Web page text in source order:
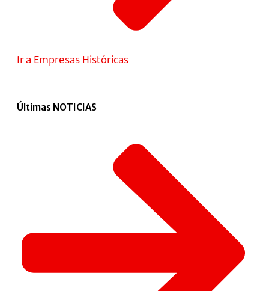
Ir a Empresas Históricas
Últimas NOTICIAS